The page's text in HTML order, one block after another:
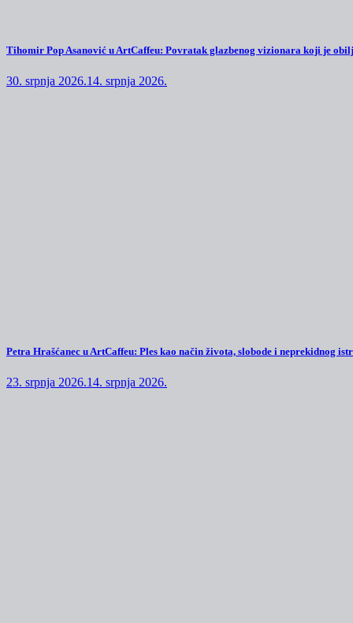
Tihomir Pop Asanović u ArtCaffeu: Povratak glazbenog vizionara koji je
30. srpnja 2026.14. srpnja 2026.
Petra Hrašćanec u ArtCaffeu: Ples kao način života, slobode i neprekidnog
23. srpnja 2026.14. srpnja 2026.